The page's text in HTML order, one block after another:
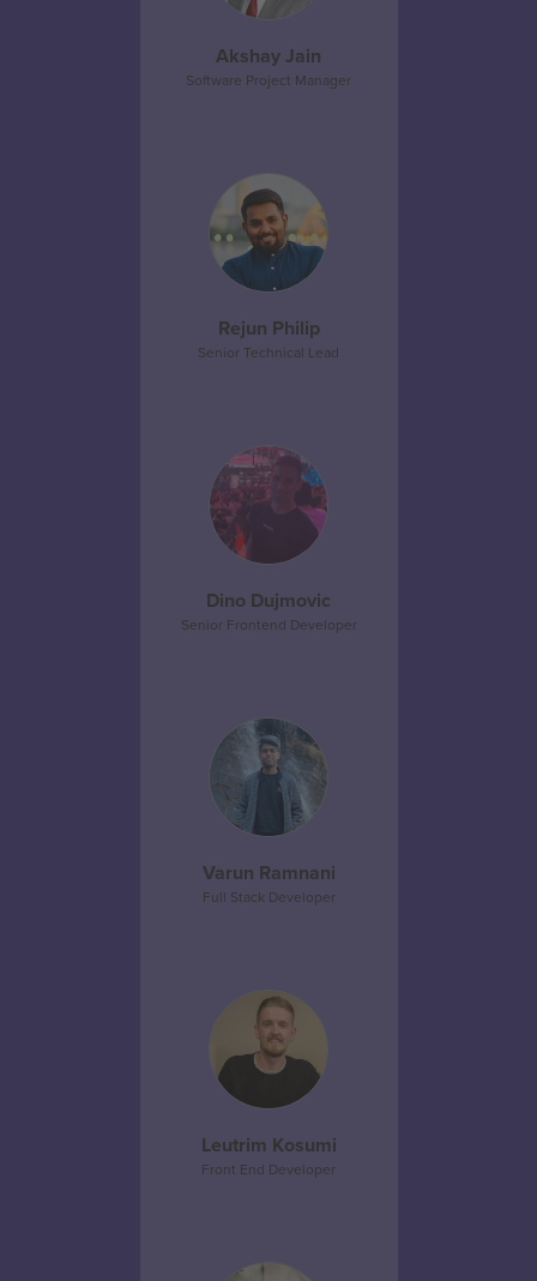
Akshay Jain
Software Project Manager
Rejun Philip
Senior Technical Lead
Dino Dujmovic
Senior Frontend Developer
Varun Ramnani
Full Stack Developer
Leutrim Kosumi
Front End Developer